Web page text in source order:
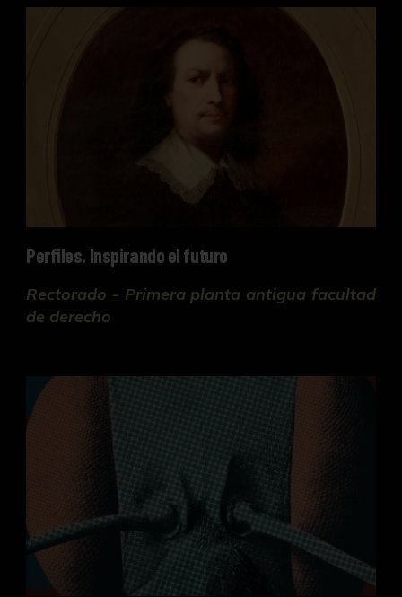
Perfiles. Inspirando el futuro
Perfiles. Inspirando el futuro
Rectorado - Primera planta antigua facultad
de derecho
Mi querida hormiga